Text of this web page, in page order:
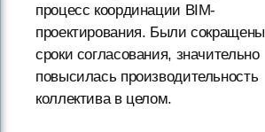
процесс координации BIM-
проектирования. Были сокращены
сроки согласования, значительно
повысилась производительность
коллектива в целом.